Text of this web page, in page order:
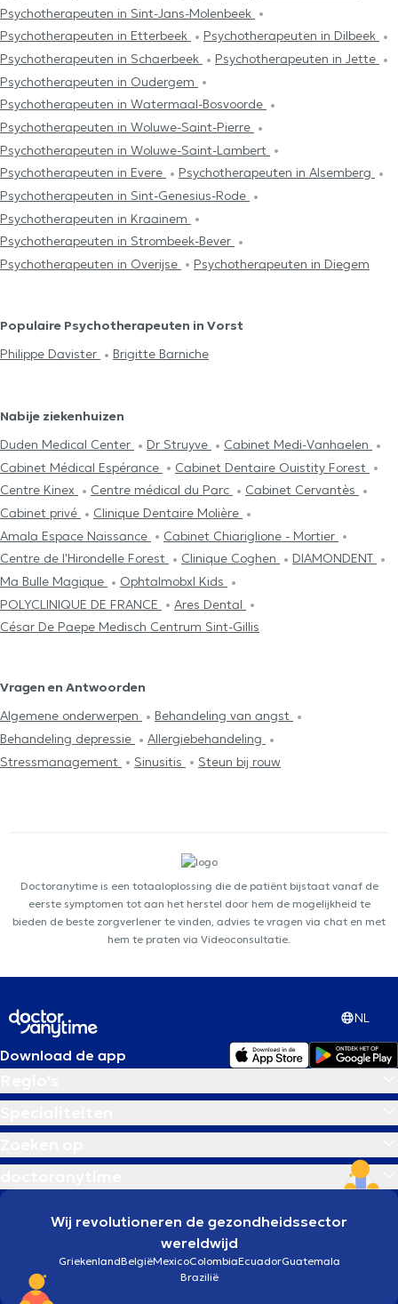
Psychotherapeuten in Sint-Jans-Molenbeek
Psychotherapeuten in Etterbeek
Psychotherapeuten in Dilbeek
Psychotherapeuten in Schaerbeek
Psychotherapeuten in Jette
Psychotherapeuten in Oudergem
Psychotherapeuten in Watermaal-Bosvoorde
Psychotherapeuten in Woluwe-Saint-Pierre
Psychotherapeuten in Woluwe-Saint-Lambert
Psychotherapeuten in Evere
Psychotherapeuten in Alsemberg
Psychotherapeuten in Sint-Genesius-Rode
Psychotherapeuten in Kraainem
Psychotherapeuten in Strombeek-Bever
Psychotherapeuten in Overijse
Psychotherapeuten in Diegem
Populaire Psychotherapeuten in Vorst
Philippe Davister
Brigitte Barniche
Nabije ziekenhuizen
Duden Medical Center
Dr Struyve
Cabinet Medi-Vanhaelen
Cabinet Médical Espérance
Cabinet Dentaire Ouistity Forest
Centre Kinex
Centre médical du Parc
Cabinet Cervantès
Cabinet privé
Clinique Dentaire Molière
Amala Espace Naissance
Cabinet Chiariglione - Mortier
Centre de l'Hirondelle Forest
Clinique Coghen
DIAMONDENT
Ma Bulle Magique
Ophtalmobxl Kids
POLYCLINIQUE DE FRANCE
Ares Dental
César De Paepe Medisch Centrum Sint-Gillis
Vragen en Antwoorden
Algemene onderwerpen
Behandeling van angst
Behandeling depressie
Allergiebehandeling
Stressmanagement
Sinusitis Steun bij rouw
Doctoranytime is een totaaloplossing die de patiënt bijstaat vanaf de
eerste symptomen tot aan het herstel door hem de mogelijkheid te
bieden de beste zorgverlener te vinden, advies te vragen via chat en met
hem te praten via Videoconsultatie.
NL
Download de app
Wij revolutioneren de gezondheidssector
wereldwijd
GriekenlandBelgiëMexicoColombiaEcuadorGuatemala
Brazilië